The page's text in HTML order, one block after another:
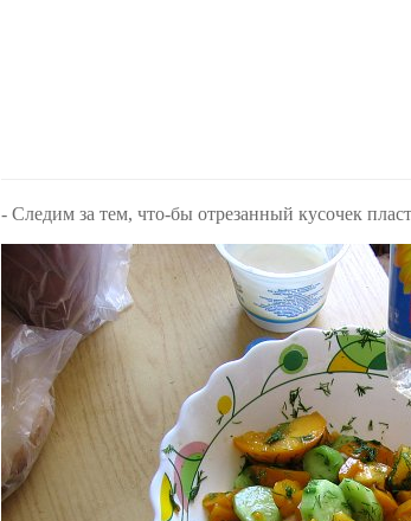
- Следим за тем, что-бы отрезанный кусочек